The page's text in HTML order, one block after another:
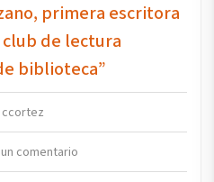
primera escritora
de lectura
biblioteca”
ccortez
comentario